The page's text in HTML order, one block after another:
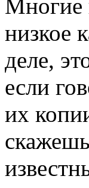
Многие
низкое
деле,
если
их